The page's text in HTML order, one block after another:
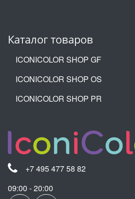
Каталог товаров
ICONICOLOR SHOP GF
ICONICOLOR SHOP OS
ICONICOLOR SHOP PR
+7 495 477 58 82
09:00 - 20:00